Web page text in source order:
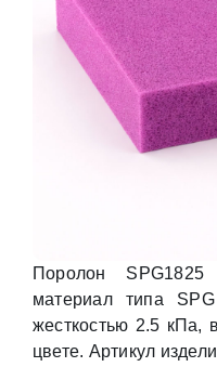
Поролон
материал типа
жесткостью 2.5 кПа,
цвете. Артикул